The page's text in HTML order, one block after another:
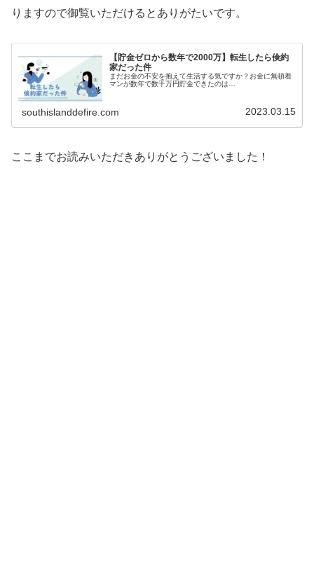
りますので御覧いただけるとありがたいです。
【貯金ゼロから数年で2000万】転生したら倹約
家だった件
まだお金の不安を抱えて生活する気ですか？お金に無頓着
マンが数年で数千万円貯金できたのは…
southislanddefire.com 2023.03.15
ここまでお読みいただきありがとうございました！